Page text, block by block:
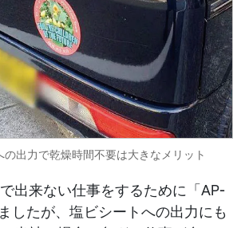
の出力で乾燥時間不要は大きなメリット
出来ない仕事をするために「AP-
したが、塩ビシートへの出力にも